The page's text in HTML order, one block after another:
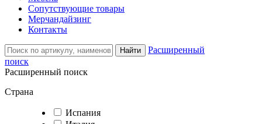
Сопутствующие товары
Мерчандайзинг
Контакты
Найти
Расширенный
поиск
Расширенный поиск
Страна
Испания